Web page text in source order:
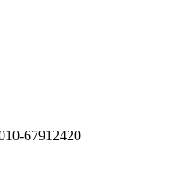
67912420